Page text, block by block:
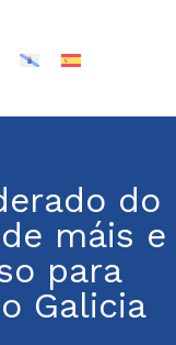
do
máis e
para
Galicia